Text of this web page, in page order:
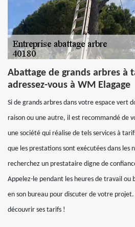
Abattage de grands arbres à
adressez-vous à WM Elagage
Si de grands arbres dans votre espace vert
raison ou une autre, il est recommandé de
une société qui réalise de tels services à
que les prestations sont exécutées dans les
recherchez un prestataire digne de
Appelez-le pendant les heures de travail ou
en son bureau pour discuter de votre
découvrir ses tarifs !